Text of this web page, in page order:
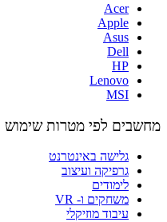
Acer
Apple
Asus
Dell
HP
Lenovo
MSI
מחשבים לפי מטרות שימוש
גלישה באינטרנט
גרפיקה ועיצוב
לימודים
משחקים ו- VR
עיבוד מוזיקלי